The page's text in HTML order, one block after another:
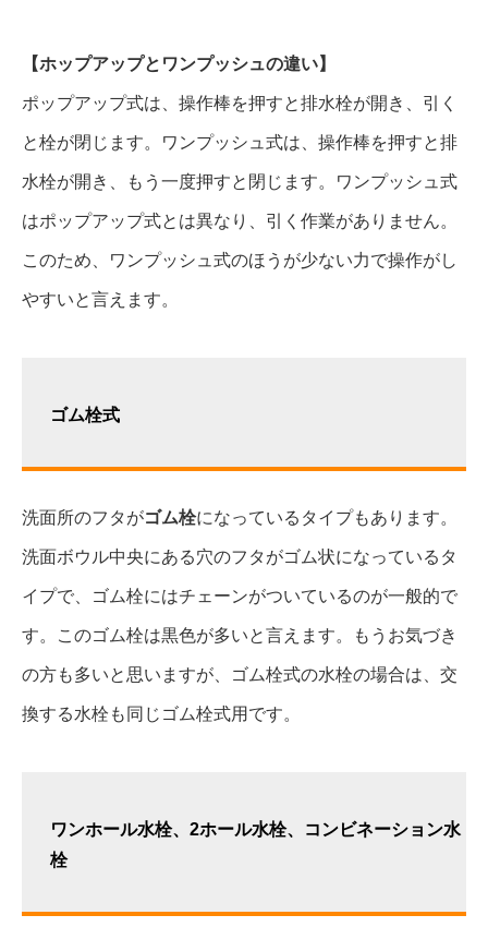
【ホップアップとワンプッシュの違い】
ポップアップ式は、操作棒を押すと排水栓が開き、引く
と栓が閉じます。ワンプッシュ式は、操作棒を押すと排
水栓が開き、もう一度押すと閉じます。ワンプッシュ式
はポップアップ式とは異なり、引く作業がありません。
このため、ワンプッシュ式のほうが少ない力で操作がし
やすいと言えます。
ゴム栓式
洗面所のフタがゴム栓になっているタイプもあります。
洗面ボウル中央にある穴のフタがゴム状になっているタ
イプで、ゴム栓にはチェーンがついているのが一般的で
す。このゴム栓は黒色が多いと言えます。もうお気づき
の方も多いと思いますが、ゴム栓式の水栓の場合は、交
換する水栓も同じゴム栓式用です。
ワンホール水栓、2ホール水栓、コンビネーション水
栓